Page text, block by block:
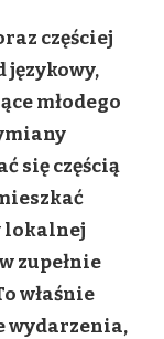
częściej
językowy,
młodego
się częścią
lokalnej
zupełnie
właśnie
wydarzenia,